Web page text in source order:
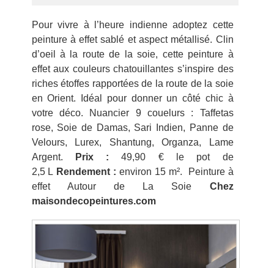
Pour vivre à l’heure indienne adoptez cette
peinture à effet sablé et aspect métallisé. Clin
d’oeil à la route de la soie, cette peinture à
effet aux couleurs chatouillantes s’inspire des
riches étoffes rapportées de la route de la soie
en Orient. Idéal pour donner un côté chic à
votre déco. Nuancier 9 couelurs : Taffetas
rose, Soie de Damas, Sari Indien, Panne de
Velours, Lurex, Shantung, Organza, Lame
Argent.
Prix :49,90 € le pot de
2,5 L Rendement :environ 15 m². Peinture à
effet Autour de La Soie Chez
maisondecopeintures.com